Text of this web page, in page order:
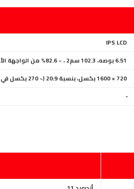
IPS LCD
6.51 بوصه، 102.3 سم2 ، ~ 82.6% من الواجهة الأمامية
720 × 1600 بكسل، بنسبة 20:9
(~ 270 بكسل في البوصة)
-